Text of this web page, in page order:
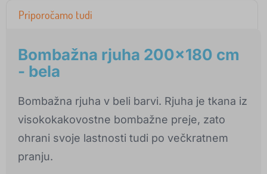
Priporočamo tudi
Bombažna rjuha 200x180 cm
- bela
Bombažna rjuha v beli barvi. Rjuha je tkana iz
visokokakovostne bombažne preje, zato
ohrani svoje lastnosti tudi po večkratnem
pranju.